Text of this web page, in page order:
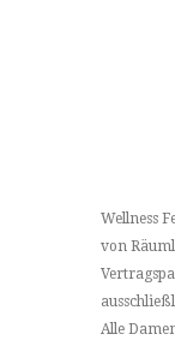
Wellness
von
Alle